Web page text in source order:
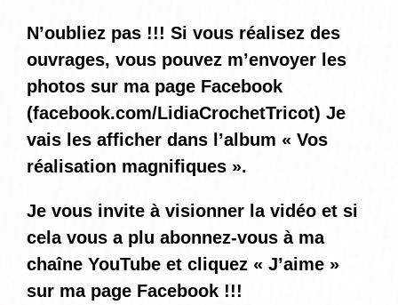
N’oubliez pas !!! Si vous réalisez des
ouvrages, vous pouvez m’envoyer les
photos sur ma page Facebook
(facebook.com/LidiaCrochetTricot) Je
vais les afficher dans l’album « Vos
réalisation magnifiques ».
Je vous invite à visionner la vidéo et si
cela vous a plu abonnez-vous à ma
chaîne YouTube et cliquez « J’aime »
sur ma page Facebook !!!